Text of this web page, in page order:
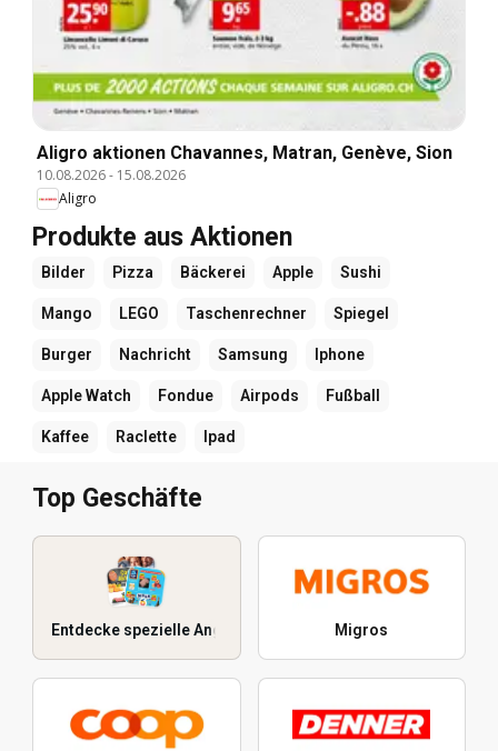
Aligro aktionen Chavannes, Matran, Genève, Sion
10.08.2026- 15.08.2026
Aligro
Produkte aus Aktionen
Bilder Pizza Bäckerei Apple Sushi
Mango LEGO Taschenrechner Spiegel
Burger Nachricht Samsung Iphone
Apple Watch Fondue Airpods Fußball
Kaffee Raclette Ipad
Top Geschäfte
Entdecke spezielle Angebote Migros